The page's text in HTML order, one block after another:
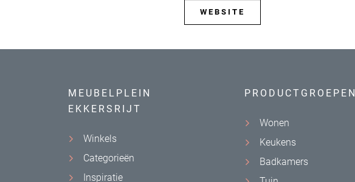
WEBSITE
MEUBELPLEIN
EKKERSRIJT
Winkels
Categorieën
Inspiratie
PRODUCTGROEPEN
Wonen
Keukens
Badkamers